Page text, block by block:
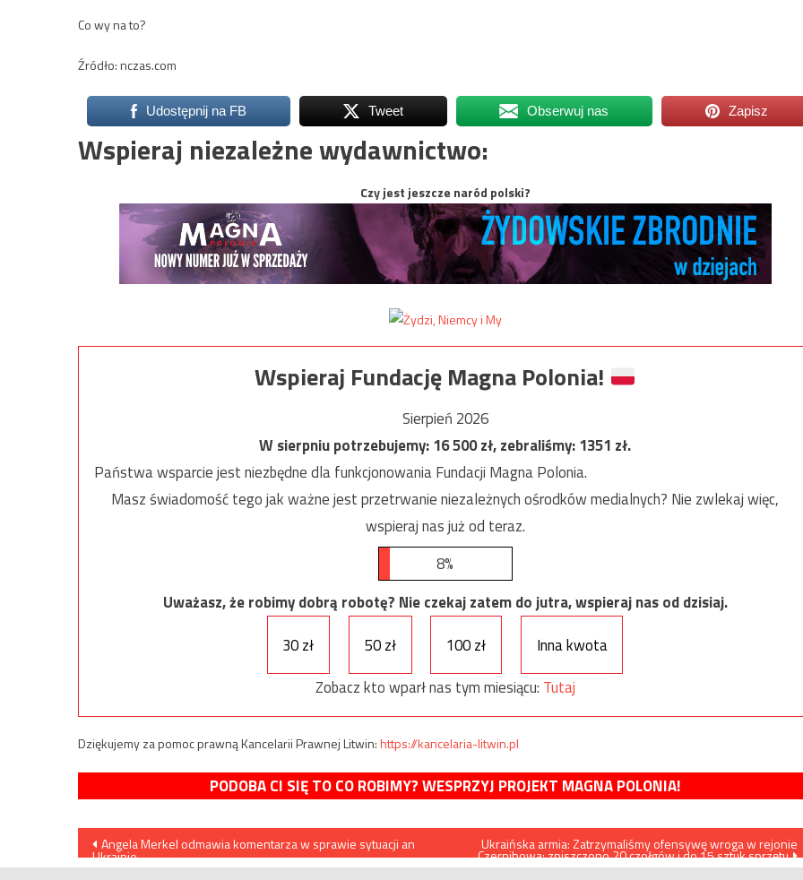
Co wy na to?
Źródło: nczas.com
Udostępnij na FB Tweet Obserwuj nas Zapisz
Wspieraj niezależne wydawnictwo:
Czy jest jeszcze naród polski?
Wspieraj Fundację Magna Polonia!
Sierpień 2026
W sierpniu potrzebujemy:16 500zł, zebraliśmy:1351 zł.
Państwa wsparcie jest niezbędne dla funkcjonowania Fundacji Magna Polonia.
Masz świadomość tego jak ważne jest przetrwanie niezależnych ośrodków medialnych? Nie zwlekaj więc,
wspieraj nas już od teraz.
8%
Uważasz, że robimy dobrą robotę? Nie czekaj zatem do jutra, wspieraj nas od dzisiaj.
30 zł
50 zł 100 zł
Inna kwota
Zobacz kto wparł nas tym miesiącu: Tutaj
Dziękujemy za pomoc prawną Kancelarii Prawnej Litwin:https://kancelaria-litwin.pl
PODOBA CI SIĘ TO CO ROBIMY? WESPRZYJ PROJEKT MAGNA POLONIA!
Nawigacja
Angela Merkel odmawia komentarza w sprawie sytuacji an
Ukrainie
Ukraińska armia: Zatrzymaliśmy ofensywę wroga w rejonie
Czernihowa: zniszczono 20 czołgów i do 15 sztuk sprzętu